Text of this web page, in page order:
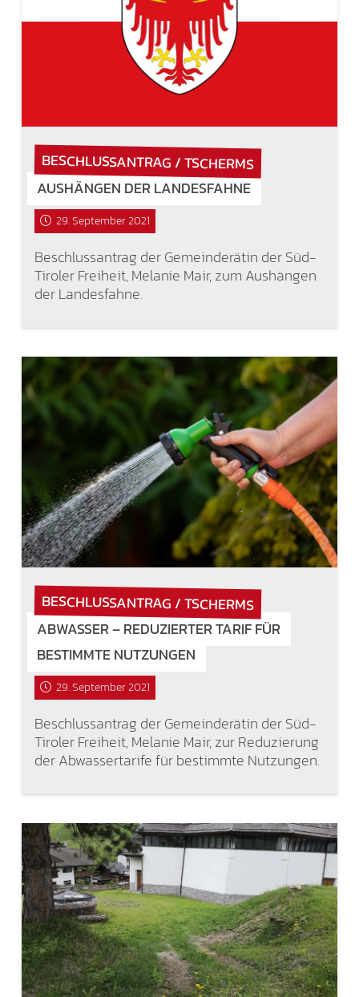
BESCHLUSSANTRAG / TSCHERMS
AUSHÄNGEN DER LANDESFAHNE
29. September 2021
Beschlussantrag der Gemeinderätin der Süd-
Tiroler Freiheit, Melanie Mair, zum Aushängen
der Landesfahne.
BESCHLUSSANTRAG / TSCHERMS
ABWASSER – REDUZIERTER TARIF FÜR
BESTIMMTE NUTZUNGEN
29. September 2021
Beschlussantrag der Gemeinderätin der Süd-
Tiroler Freiheit, Melanie Mair, zur Reduzierung
der Abwassertarife für bestimmte Nutzungen.